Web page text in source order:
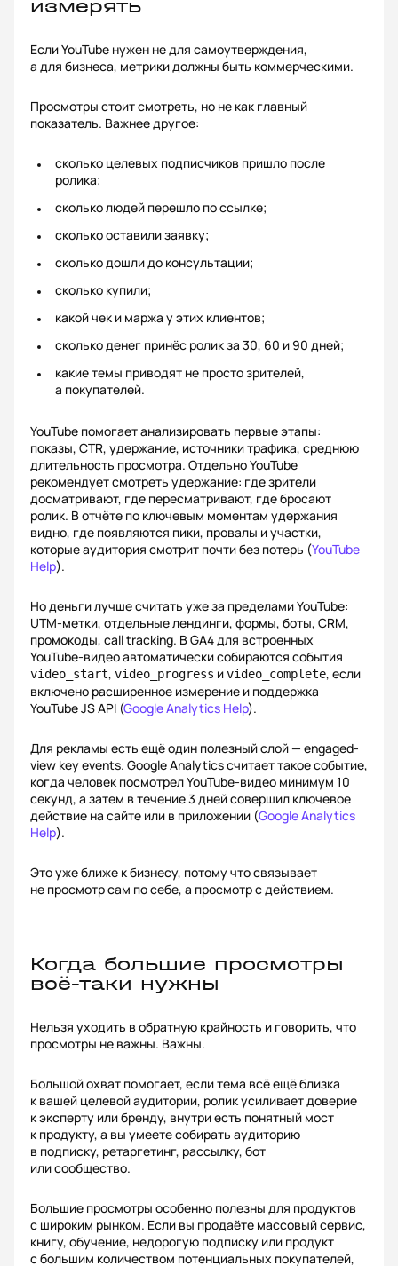
измерять
Если YouTube нужен не для самоутверждения,
а для бизнеса, метрики должны быть коммерческими.
Просмотры стоит смотреть, но не как главный
показатель. Важнее другое:
сколько целевых подписчиков пришло после
ролика;
сколько людей перешло по ссылке;
сколько оставили заявку;
сколько дошли до консультации;
сколько купили;
какой чек и маржа у этих клиентов;
сколько денег принёс ролик за 30, 60 и 90 дней;
какие темы приводят не просто зрителей,
а покупателей.
YouTube помогает анализировать первые этапы:
показы, CTR, удержание, источники трафика, среднюю
длительность просмотра. Отдельно YouTube
рекомендует смотреть удержание: где зрители
досматривают, где пересматривают, где бросают
ролик. В отчёте по ключевым моментам удержания
видно, где появляются пики, провалы и участки,
которые аудитория смотрит почти без потерь (YouTube
Help).
Но деньги лучше считать уже за пределами YouTube:
UTM-метки, отдельные лендинги, формы, боты, CRM,
промокоды, call tracking. В GA4 для встроенных
YouTube-видео автоматически собираются события
video_start, video_progress иvideo_complete, если
включено расширенное измерение и поддержка
YouTube JS API (Google Analytics Help).
Для рекламы есть ещё один полезный слой — engaged-
view key events. Google Analytics считает такое событие,
когда человек посмотрел YouTube-видео минимум 10
секунд, а затем в течение 3 дней совершил ключевое
действие на сайте или в приложении (Google Analytics
Help).
Это уже ближе к бизнесу, потому что связывает
не просмотр сам по себе, а просмотр с действием.
Когда большие просмотры
всё-таки нужны
Нельзя уходить в обратную крайность и говорить, что
просмотры не важны. Важны.
Большой охват помогает, если тема всё ещё близка
к вашей целевой аудитории, ролик усиливает доверие
к эксперту или бренду, внутри есть понятный мост
к продукту, а вы умеете собирать аудиторию
в подписку, ретаргетинг, рассылку, бот
или сообщество.
Большие просмотры особенно полезны для продуктов
с широким рынком. Если вы продаёте массовый сервис,
книгу, обучение, недорогую подписку или продукт
с большим количеством потенциальных покупателей,